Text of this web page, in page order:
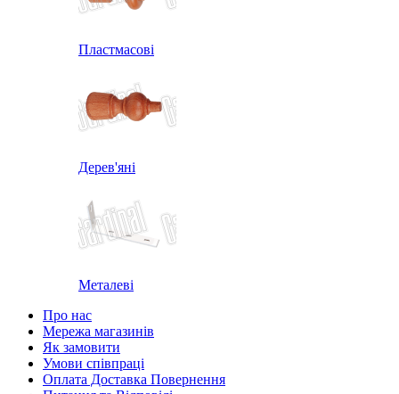
Пластмасові
Дерев'яні
Металеві
Про нас
Мережа магазинів
Як замовити
Умови співпраці
Оплата Доставка Повернення